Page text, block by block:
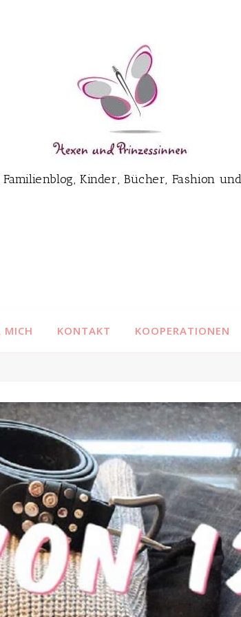
Familienblog, Kinder, Bücher, Fashion
MICH KONTAKT KOOPERATIONEN